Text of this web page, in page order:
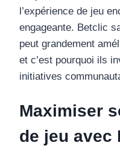
l’expérience de jeu
engageante. Betclic
peut grandement
et c’est pourquoi ils
initiatives
Maximiser
de jeu avec